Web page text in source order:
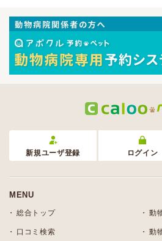
新規ユーザ登録 ログイン
MENU
総合トップ 動
口コミ検索 動